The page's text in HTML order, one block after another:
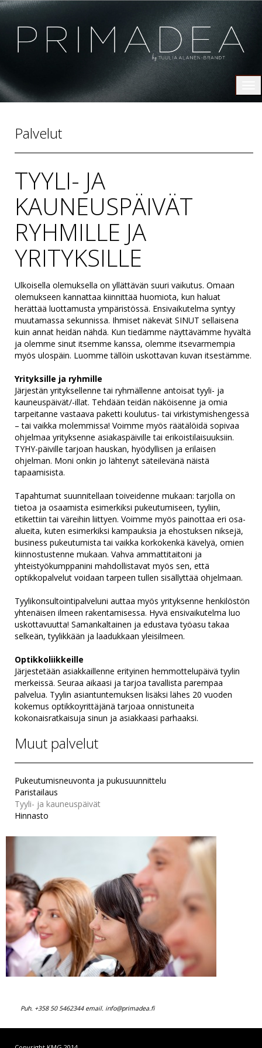
Palvelut
TYYLI- JA
KAUNEUSPÄIVÄT
RYHMILLE JA
YRITYKSILLE
Ulkoisella olemuksella on yllättävän suuri vaikutus. Omaan
olemukseen kannattaa kiinnittää huomiota, kun haluat
herättää luottamusta ympäristössä. Ensivaikutelma syntyy
muutamassa sekunnissa. Ihmiset näkevät SINUT sellaisena
kuin annat heidän nähdä. Kun tiedämme näyttävämme hyvältä
ja olemme sinut itsemme kanssa, olemme itsevarmempia
myös ulospäin. Luomme tällöin uskottavan kuvan itsestämme.
Yrityksille ja ryhmille
Järjestän yrityksellenne tai ryhmällenne antoisat tyyli- ja
kauneuspäivät/-illat. Tehdään teidän näköisenne ja omia
tarpeitanne vastaava paketti koulutus- tai virkistymishengessä
– tai vaikka molemmissa! Voimme myös räätälöidä sopivaa
ohjelmaa yrityksenne asiakaspäiville tai erikoistilaisuuksiin.
TYHY-päiville tarjoan hauskan, hyödyllisen ja erilaisen
ohjelman. Moni onkin jo lähtenyt säteilevänä näistä
tapaamisista.
Tapahtumat suunnitellaan toiveidenne mukaan: tarjolla on
tietoa ja osaamista esimerkiksi pukeutumiseen, tyyliin,
etikettiin tai väreihin liittyen. Voimme myös painottaa eri osa-
alueita, kuten esimerkiksi kampauksia ja ehostuksen niksejä,
business pukeutumista tai vaikka korkokenkä kävelyä, omien
kiinnostustenne mukaan. Vahva ammattitaitoni ja
yhteistyökumppanini mahdollistavat myös sen, että
optikkopalvelut voidaan tarpeen tullen sisällyttää ohjelmaan.
Tyylikonsultointipalveluni auttaa myös yrityksenne henkilöstön
yhtenäisen ilmeen rakentamisessa. Hyvä ensivaikutelma luo
uskottavuutta! Samankaltainen ja edustava työasu takaa
selkeän, tyylikkään ja laadukkaan yleisilmeen.
Optikkoliikkeille
Järjestetään asiakkaillenne erityinen hemmottelupäivä tyylin
merkeissä. Seuraa aikaasi ja tarjoa tavallista parempaa
palvelua. Tyylin asiantuntemuksen lisäksi lähes 20 vuoden
kokemus optikkoyrittäjänä tarjoaa onnistuneita
kokonaisratkaisuja sinun ja asiakkaasi parhaaksi.
Muut palvelut
Pukeutumisneuvonta ja pukusuunnittelu
Paristailaus
Tyyli- ja kauneuspäivät
Hinnasto
Puh. +358 50 5462344 email. info@primadea.fi